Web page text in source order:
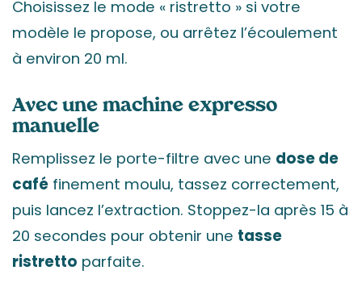
Choisissez le mode « ristretto » si votre
modèle le propose, ou arrêtez l’écoulement
à environ 20 ml.
Avec une machine expresso
manuelle
Remplissez le porte-filtre avec une dose de
café finement moulu, tassez correctement,
puis lancez l’extraction. Stoppez-la après 15 à
20 secondes pour obtenir une tasse
ristretto parfaite.